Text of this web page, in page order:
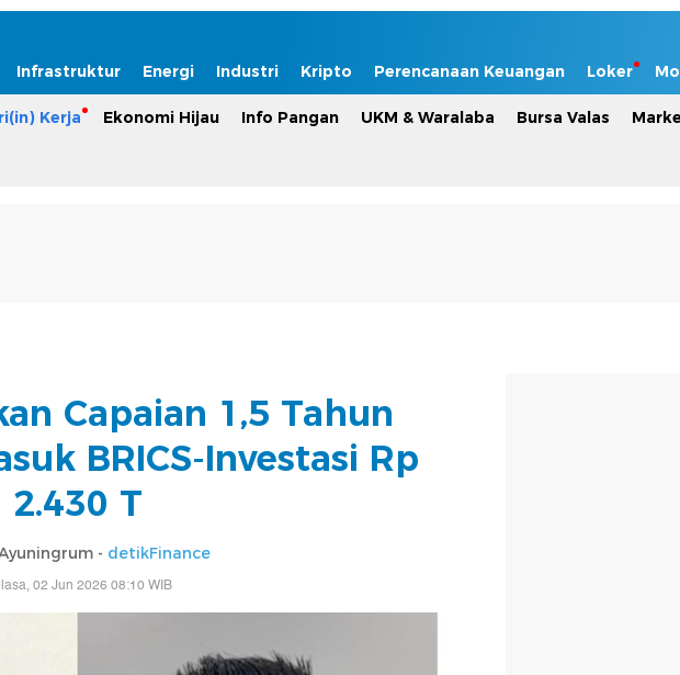
Infrastruktur Energi Industri Kripto Perencanaan Keuangan Loker
Kerja Ekonomi Hijau Info Pangan UKM & Waralaba Bursa Valas
Capaian 1,5 Tahun
BRICS-Investasi Rp
2.430 T
- detikFinance
02 Jun 2026 08:10 WIB